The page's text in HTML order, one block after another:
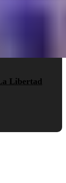
Libertad